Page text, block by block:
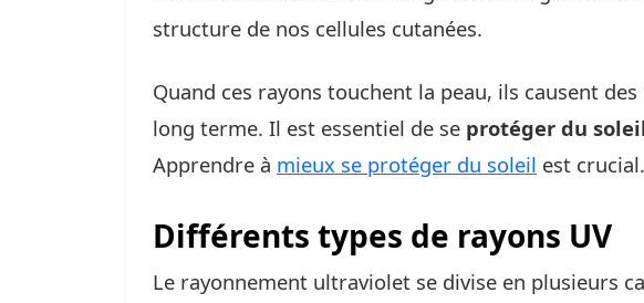
structure de nos cellules cutanées.
Quand ces rayons touchent la peau, ils causent
long terme. Il est essentiel de se protéger du
Apprendre à mieux se protéger du soleil est crucial.
Différents types de rayons UV
Le rayonnement ultraviolet se divise en plusieurs